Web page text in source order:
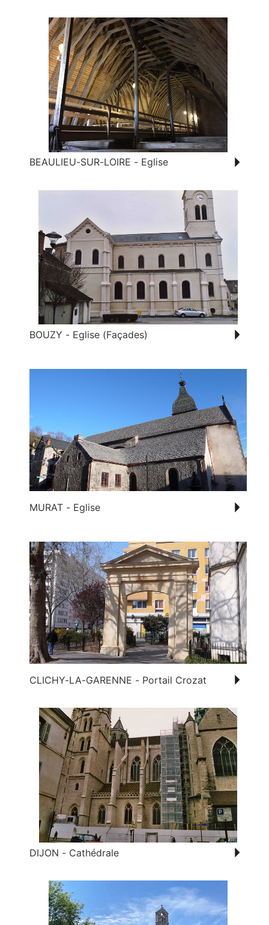
BEAULIEU-SUR-LOIRE - Eglise
BOUZY - Eglise (Façades)
MURAT - Eglise
CLICHY-LA-GARENNE - Portail Crozat
DIJON - Cathédrale